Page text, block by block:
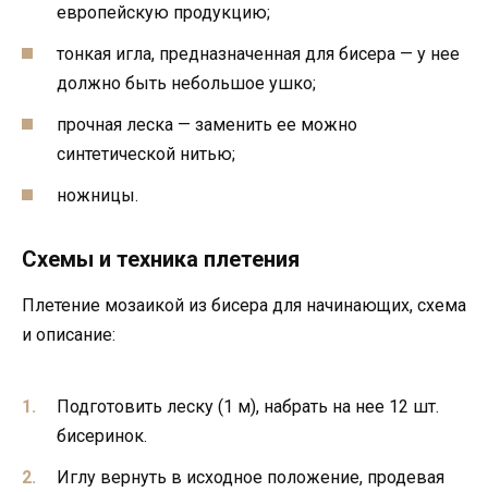
европейскую продукцию;
тонкая игла, предназначенная для бисера — у нее
должно быть небольшое ушко;
прочная леска — заменить ее можно
синтетической нитью;
ножницы.
Схемы и техника плетения
Плетение мозаикой из бисера для начинающих, схема
и описание:
Подготовить леску (1 м), набрать на нее 12 шт.
бисеринок.
Иглу вернуть в исходное положение, продевая